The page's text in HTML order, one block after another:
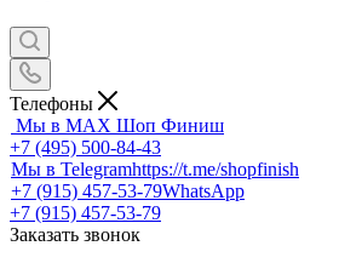
Телефоны
Мы в MAX Шоп Финиш
+7 (495) 500-84-43
Мы в Telegramhttps://t.me/shopfinish
+7 (915) 457-53-79WhatsApp
+7 (915) 457-53-79
Заказать звонок